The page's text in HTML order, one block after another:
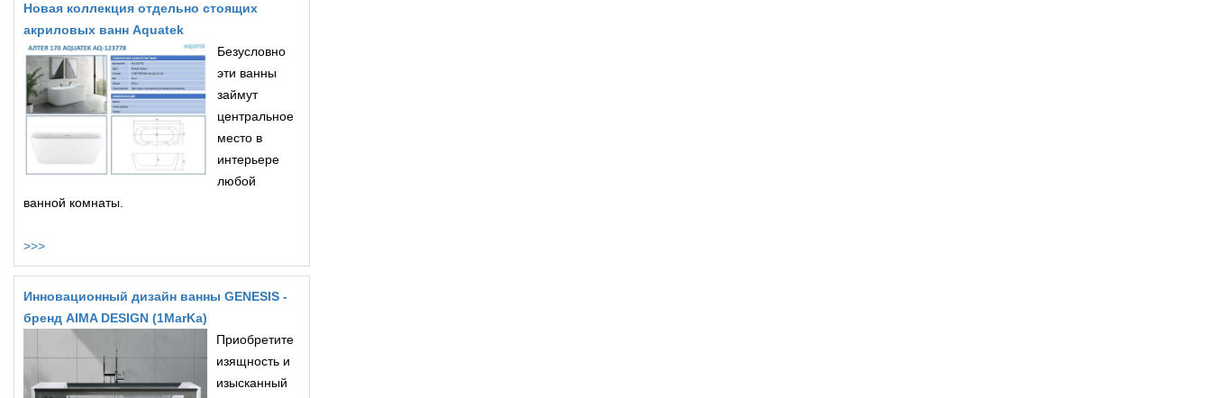
Новая коллекция отдельно стоящих
акриловых ванн Aquatek
Безусловно
эти ванны
займут
центральное
место в
интерьере
любой
ванной комнаты.
>>>
Инновационный дизайн ванны GENESIS -
бренд AIMA DESIGN (1MarKa)
Приобретите
изящность и
изысканный